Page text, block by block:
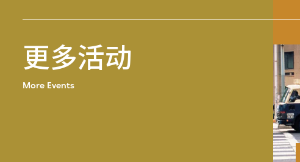
更多活动
More Events